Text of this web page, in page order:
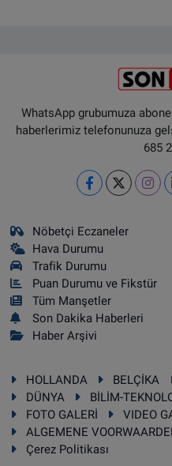
WhatsApp grubumuza
haberlerimiz telefonunuza
685
Nöbetçi Eczaneler
Hava Durumu
Trafik Durumu
Puan Durumu ve Fikstür
Tüm Manşetler
Son Dakika Haberleri
Haber Arşivi
HOLLANDA BELÇİKA
DÜNYA
BİLİM-
FOTO GALERİ
VIDEO
ALGEMENE
Çerez Politikası